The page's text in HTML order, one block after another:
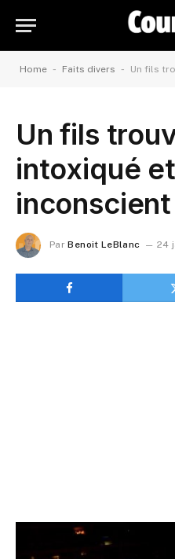
Home - Faits divers - Un fils
Un fils
intoxiqué et
Par Benoit LeBlanc 24